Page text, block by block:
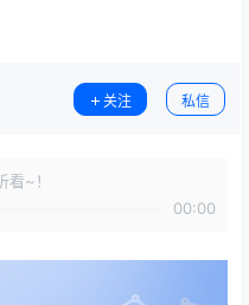
关注 私信
~！
00:00